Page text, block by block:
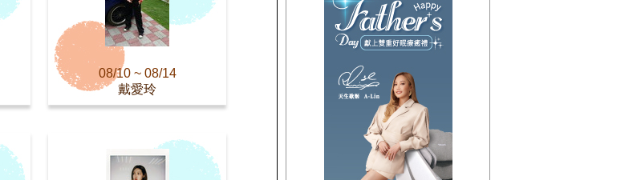
08/10 ~ 08/14
戴愛玲
【Next】
(宜蘭)嗑音樂
【HitFm正在進行】
(聯播)
HIT週末!-GiGi
(花東)Hito放輕鬆